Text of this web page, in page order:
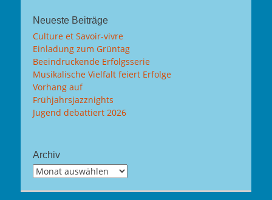
Neueste Beiträge
Culture et Savoir-vivre
Einladung zum Grüntag
Beeindruckende Erfolgsserie
Musikalische Vielfalt feiert Erfolge
Vorhang auf
Frühjahrsjazznights
Jugend debattiert 2026
Archiv
Archiv